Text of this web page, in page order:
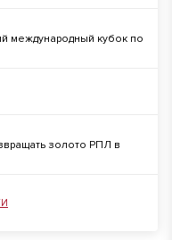
международный кубок по
золото РПЛ в